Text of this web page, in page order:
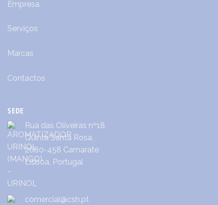
Empresa
Serviços
Marcas
Contactos
SEDE
Rua das Oliveiras nº18,
Quinta Santa Rosa,
2680-458 Camarate
Lisboa, Portugal
comercial@csh.pt